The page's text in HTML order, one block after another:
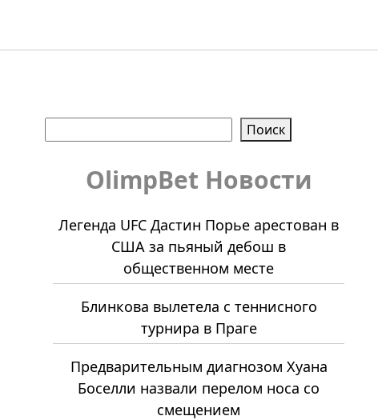
Поиск
OlimpBet Новости
Легенда UFC Дастин Порье арестован в
США за пьяный дебош в
общественном месте
Блинкова вылетела с теннисного
турнира в Праге
Предварительным диагнозом Хуана
Боселли назвали перелом носа со
смещением